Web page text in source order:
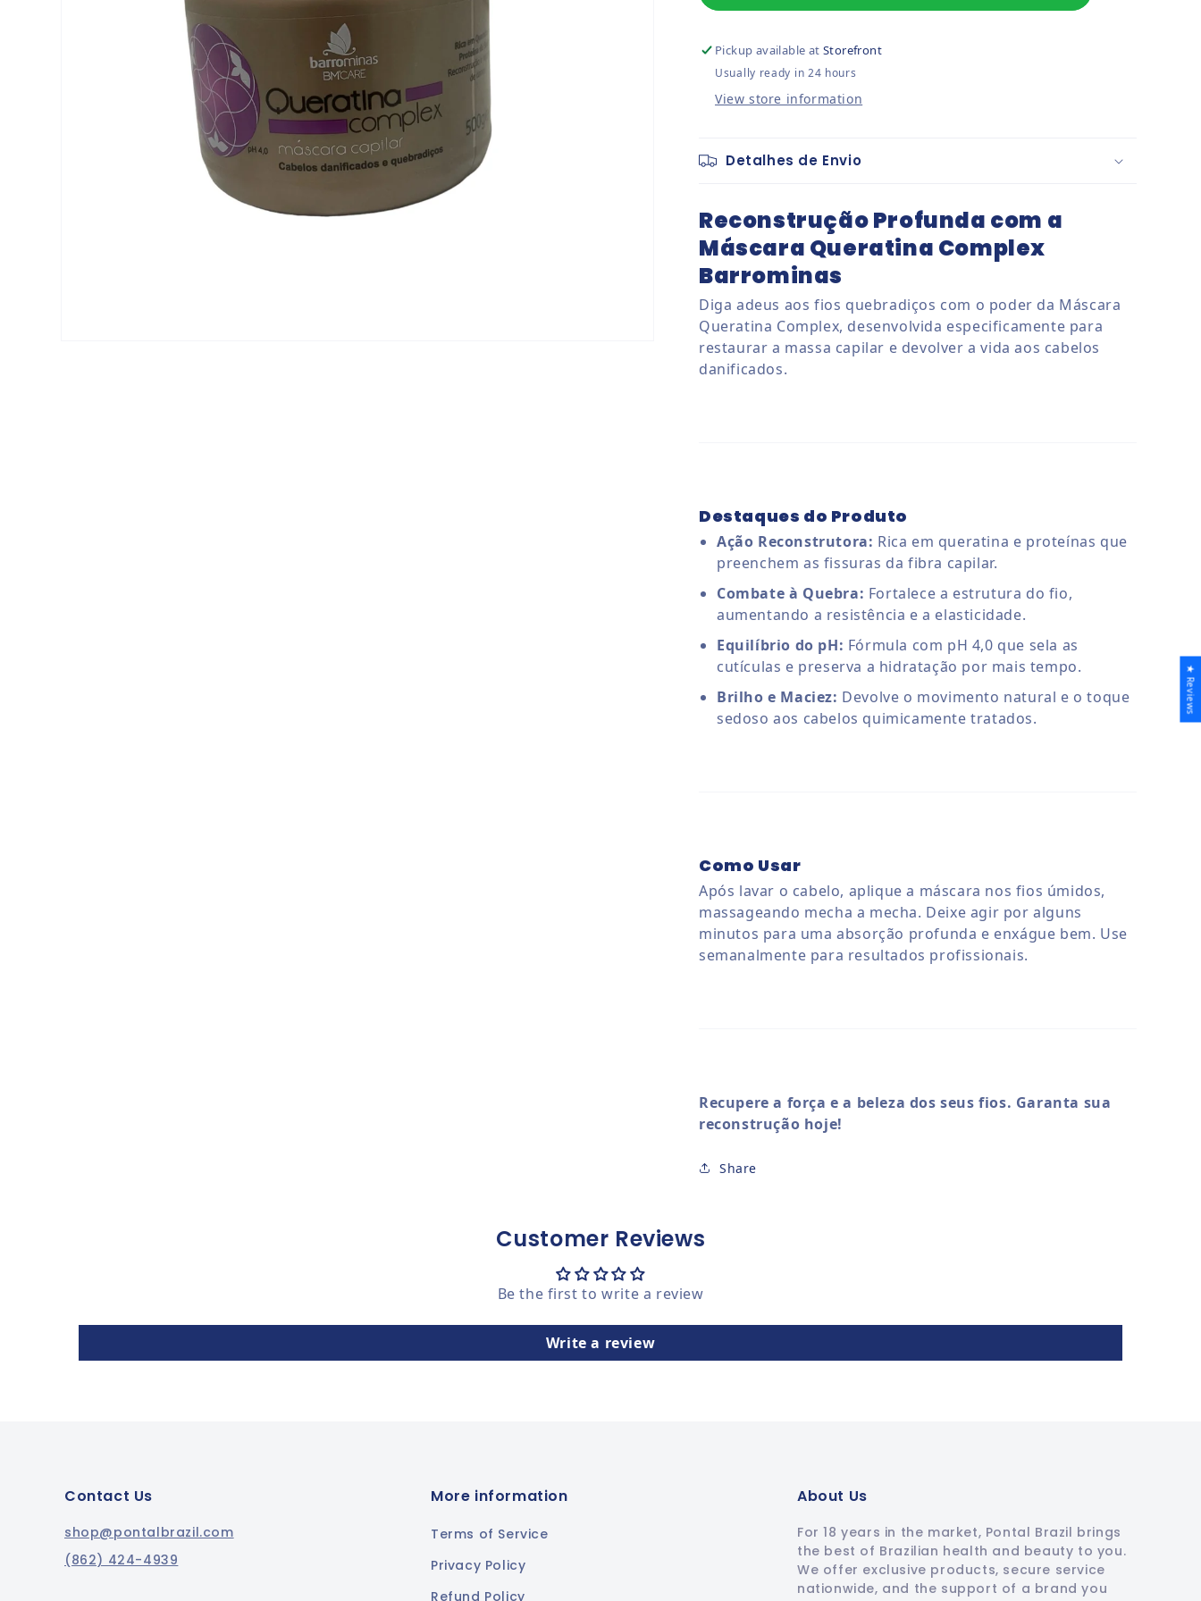
Pickup available atStorefront
Usually ready in 24 hours
View store information
Detalhes de Envio
Reconstrução Profunda com a
Máscara Queratina Complex
Barrominas
Diga adeus aos fios quebradiços com o poder da Máscara
Queratina Complex, desenvolvida especificamente para
restaurar a massa capilar e devolver a vida aos cabelos
danificados.
Destaques do Produto
Ação Reconstrutora: Rica em queratina e proteínas que
preenchem as fissuras da fibra capilar.
Combate à Quebra: Fortalece a estrutura do fio,
aumentando a resistência e a elasticidade.
Equilíbrio do pH: Fórmula com pH 4,0 que sela as
cutículas e preserva a hidratação por mais tempo.
Brilho e Maciez: Devolve o movimento natural e o toque
sedoso aos cabelos quimicamente tratados.
Como Usar
Após lavar o cabelo, aplique a máscara nos fios úmidos,
massageando mecha a mecha. Deixe agir por alguns
minutos para uma absorção profunda e enxágue bem. Use
semanalmente para resultados profissionais.
Recupere a força e a beleza dos seus fios. Garanta sua
reconstrução hoje!
Share
Customer Reviews
Be the first to write a review
Write a review
Contact Us
shop@pontalbrazil.com
(862) 424-4939
More information
Terms of Service
Privacy Policy
Refund Policy
About Us
For 18 years in the market, Pontal Brazil brings
the best of Brazilian health and beauty to you.
We offer exclusive products, secure service
nationwide, and the support of a brand you
★ Reviews